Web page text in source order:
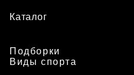
Каталог
Подборки
Виды спорта